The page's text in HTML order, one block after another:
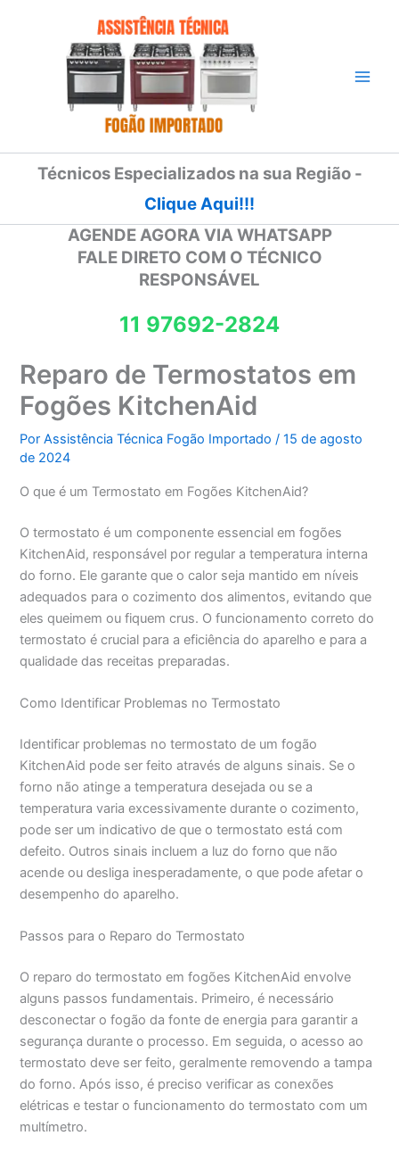
Técnicos Especializados na sua Região -
Clique Aqui!!!
AGENDE AGORA VIA WHATSAPP
FALE DIRETO COM O TÉCNICO
RESPONSÁVEL
11 97692-2824
Reparo de Termostatos em
Fogões KitchenAid
PorAssistência Técnica Fogão Importado/15 de agosto
de 2024
O que é um Termostato em Fogões KitchenAid?
O termostato é um componente essencial em fogões
KitchenAid, responsável por regular a temperatura interna
do forno. Ele garante que o calor seja mantido em níveis
adequados para o cozimento dos alimentos, evitando que
eles queimem ou fiquem crus. O funcionamento correto do
termostato é crucial para a eficiência do aparelho e para a
qualidade das receitas preparadas.
Como Identificar Problemas no Termostato
Identificar problemas no termostato de um fogão
KitchenAid pode ser feito através de alguns sinais. Se o
forno não atinge a temperatura desejada ou se a
temperatura varia excessivamente durante o cozimento,
pode ser um indicativo de que o termostato está com
defeito. Outros sinais incluem a luz do forno que não
acende ou desliga inesperadamente, o que pode afetar o
desempenho do aparelho.
Passos para o Reparo do Termostato
O reparo do termostato em fogões KitchenAid envolve
alguns passos fundamentais. Primeiro, é necessário
desconectar o fogão da fonte de energia para garantir a
segurança durante o processo. Em seguida, o acesso ao
termostato deve ser feito, geralmente removendo a tampa
do forno. Após isso, é preciso verificar as conexões
elétricas e testar o funcionamento do termostato com um
multímetro.